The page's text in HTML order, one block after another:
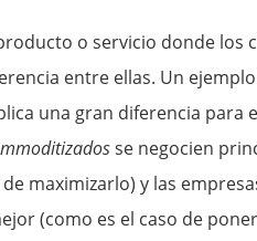
o servicio donde los
entre ellas. Un
una gran diferencia para
se negocien
maximizarlo) y las
(como es el caso de